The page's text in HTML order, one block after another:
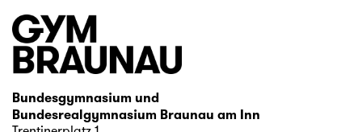
Bundesgymnasium und
Bundesrealgymnasium Braunau am Inn